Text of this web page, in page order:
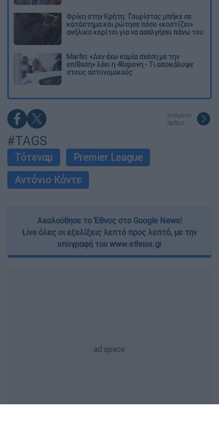
Φρίκη στην Κρήτη: Τουρίστας μπήκε σε
κατάστημα και ρώτησε πόσο «κοστίζει»
ανήλικο κορίτσι για να ασελγήσει πάνω του
Marfin: «Δεν έχω καμία σχέση με την
επίθεση» λέει η 46χρονη - Τι αποκάλυψε
στους αστυνομικούς
επόμενο
άρθρο
#TAGS
Τότεναμ
Premier League
Αντόνιο Κόντε
Ακολούθησε το Έθνος στο Google News!
Live όλες οι εξελίξεις λεπτό προς λεπτό, με την
υπογραφή του www.ethnos.gr